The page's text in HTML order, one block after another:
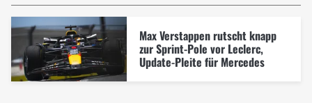
Max Verstappen rutscht knapp
zur Sprint-Pole vor Leclerc,
Update-Pleite für Mercedes